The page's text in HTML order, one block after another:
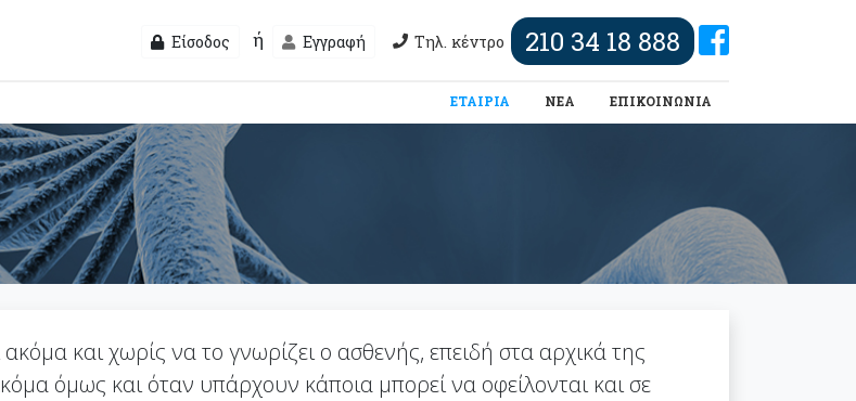
Είσοδος ή Εγγραφή Τηλ. κέντρο 210 34 18 888
ΕΤΑΙΡΙΑ (τωρινή)
ΝΕΑ ΕΠΙΚΟΙΝΩΝΙΑ
και χωρίς να το γνωρίζει ο ασθενής, επειδή στα αρχικά της
όμως και όταν υπάρχουν κάποια μπορεί να οφείλονται και σε